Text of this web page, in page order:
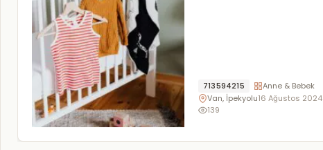
713594215
Anne & Bebek
Van, İpekyolu16 Ağustos 2024
139